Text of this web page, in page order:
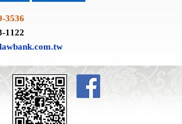
3536